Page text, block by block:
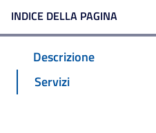
INDICE DELLA PAGINA
Descrizione
Servizi